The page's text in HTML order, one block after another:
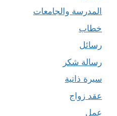
المدرسة والجامعات
خطاب
رسائل
رسالة شكر
سيرة ذاتية
عقد زواج
عمل